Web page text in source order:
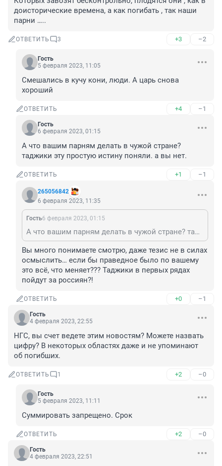
доисторические времена, а как погибать , так наши
парни …..
ОТВЕТИТЬ 3 +3 –2
Гость
5 февраля 2023, 11:05
Смешались в кучу кони, люди. А царь снова
хороший
ОТВЕТИТЬ +4 –1
Гость
6 февраля 2023, 01:15
А что вашим парням делать в чужой стране?
таджики эту простую истину поняли. а вы нет.
ОТВЕТИТЬ +1 –1
265056842
6 февраля 2023, 11:35
Гость6 февраля 2023, 01:15
А что вашим парням делать в чужой стране? таджики эту простую истину поняли. а вы нет.
Вы много понимаете смотрю, даже тезис не в силах
осмыслить… если бы праведное было по вашему
это всё, что меняет??? Таджики в первых рядах
пойдут за россиян?!
ОТВЕТИТЬ +0 –1
Гость
4 февраля 2023, 22:55
НГС, вы счет ведете этим новостям? Можете назвать
цифру? В некоторых областях даже и не упоминают
об погибших.
ОТВЕТИТЬ 1 +2 –0
Гость
5 февраля 2023, 11:11
Суммировать запрещено. Срок
ОТВЕТИТЬ +2 –0
Гость
4 февраля 2023, 22:51